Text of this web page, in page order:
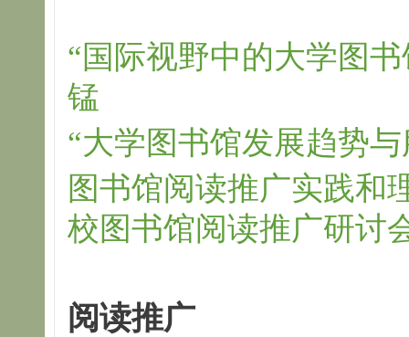
“国际视野中的大学图
锰
“大学图书馆发展趋势
图书馆阅读推广实践
校图书馆阅读推广研讨
阅读推广